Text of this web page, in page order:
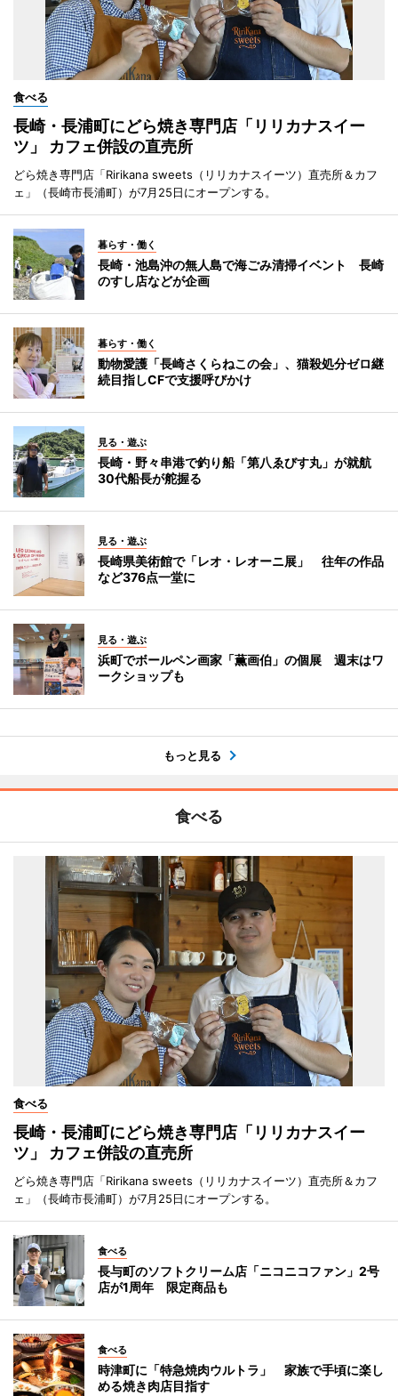
食べる
長崎・長浦町にどら焼き専門店「リリカナスイー
ツ」 カフェ併設の直売所
どら焼き専門店「Ririkana sweets（リリカナスイーツ）直売所＆カフ
ェ」（長崎市長浦町）が7月25日にオープンする。
暮らす・働く
長崎・池島沖の無人島で海ごみ清掃イベント 長崎
のすし店などが企画
暮らす・働く
動物愛護「長崎さくらねこの会」、猫殺処分ゼロ継
続目指しCFで支援呼びかけ
見る・遊ぶ
長崎・野々串港で釣り船「第八ゑびす丸」が就航
30代船長が舵握る
見る・遊ぶ
長崎県美術館で「レオ・レオーニ展」 往年の作品
など376点一堂に
見る・遊ぶ
浜町でボールペン画家「薫画伯」の個展 週末はワ
ークショップも
もっと見る
食べる
食べる
長崎・長浦町にどら焼き専門店「リリカナスイー
ツ」 カフェ併設の直売所
どら焼き専門店「Ririkana sweets（リリカナスイーツ）直売所＆カフ
ェ」（長崎市長浦町）が7月25日にオープンする。
食べる
長与町のソフトクリーム店「ニコニコファン」2号
店が1周年 限定商品も
食べる
時津町に「特急焼肉ウルトラ」 家族で手頃に楽し
める焼き肉店目指す